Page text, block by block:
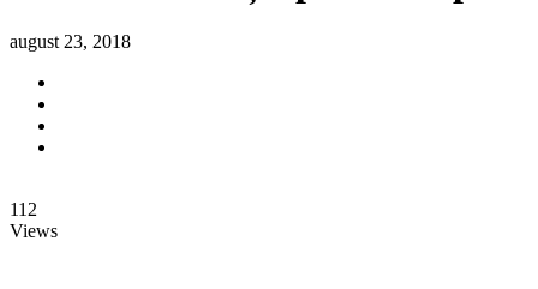
august 23, 2018
112
Views